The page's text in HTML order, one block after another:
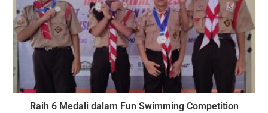
Raih 6 Medali dalam Fun Swimming Competition